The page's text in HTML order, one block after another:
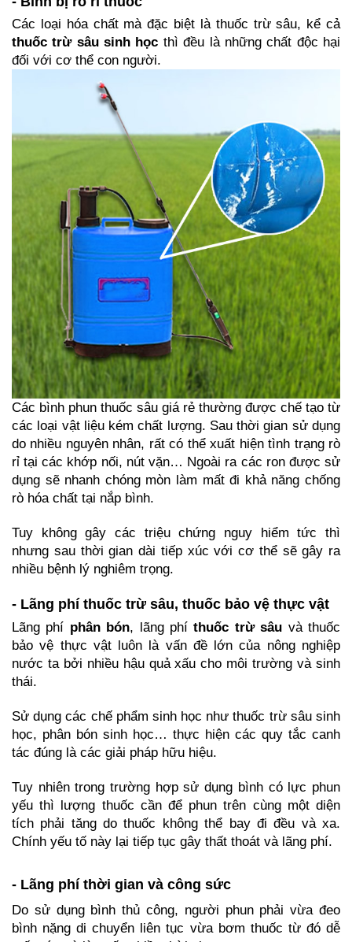
thuốc trừ sâu sinh học thì đều là những chất độc hại
đối với cơ thể con người.
Các bình phun thuốc sâu giá rẻ thường được chế tạo từ
các loại vật liệu kém chất lượng. Sau thời gian sử dụng
do nhiều nguyên nhân, rất có thể xuất hiện tình trạng rò
rỉ tại các khớp nối, nút vặn… Ngoài ra các ron được sử
dụng sẽ nhanh chóng mòn làm mất đi khả năng chống
rò hóa chất tại nắp bình.
Tuy không gây các triệu chứng nguy hiểm tức thì
nhưng sau thời gian dài tiếp xúc với cơ thể sẽ gây ra
nhiều bệnh lý nghiêm trọng.
- Lãng phí thuốc trừ sâu, thuốc bảo vệ thực vật
Lãng phí phân bón, lãng phí thuốc trừ sâu và thuốc
bảo vệ thực vật luôn là vấn đề lớn của nông nghiệp
nước ta bởi nhiều hậu quả xấu cho môi trường và sinh
thái.
Sử dụng các chế phẩm sinh học như thuốc trừ sâu sinh
học, phân bón sinh học… thực hiện các quy tắc canh
tác đúng là các giải pháp hữu hiệu.
Tuy nhiên trong trường hợp sử dụng bình có lực phun
yếu thì lượng thuốc cần để phun trên cùng một diện
tích phải tăng do thuốc không thể bay đi đều và xa.
Chính yếu tố này lại tiếp tục gây thất thoát và lãng phí.
- Lãng phí thời gian và công sức
Do sử dụng bình thủ công, người phun phải vừa đeo
bình nặng di chuyển liên tục vừa bơm thuốc từ đó dễ